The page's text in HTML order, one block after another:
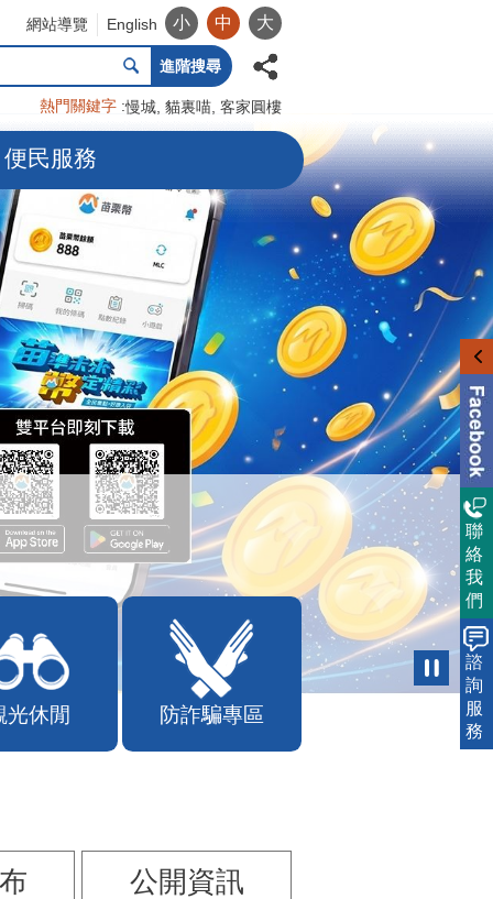
網站導覽 English 小 中 大
進階搜尋
熱門關鍵字 慢城 貓裏喵 客家圓樓
便民服務
聯
絡
我
們
諮
詢
服
務